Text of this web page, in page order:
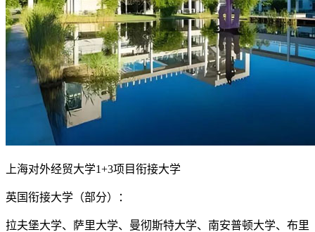
上海对外经贸大学1+3项目衔接大学
英国衔接大学（部分）：
拉夫堡大学、萨里大学、曼彻斯特大学、南安普顿大学、布里